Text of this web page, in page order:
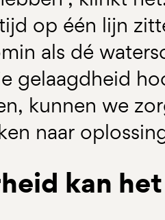
op één lijn
als dé
gelaagdheid
kunnen we
naar
kan